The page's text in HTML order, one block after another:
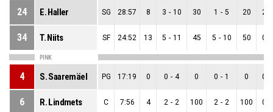
24 E. Haller SG 28:57 8 3 - 10 30 1 - 5 20 2
34 T. Niits SF 24:52 13 5 - 11 45 5 - 10 50 0
PINK
4 S. Saaremäel PG 17:19 0 0 - 4 0 0 - 1 0 0
6 R. Lindmets C 7:56 4 2 - 2 100 2 - 2 100 0